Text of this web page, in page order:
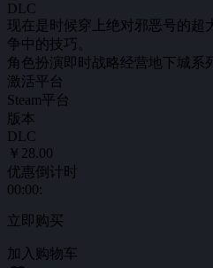
DLC
现在是时候穿上绝对邪恶号的超
争中的技巧。
角色扮演即时战略经营地下城系
激活平台
Steam平台
版本
DLC
￥28.00
优惠倒计时
00:00:
立即购买
加入购物车